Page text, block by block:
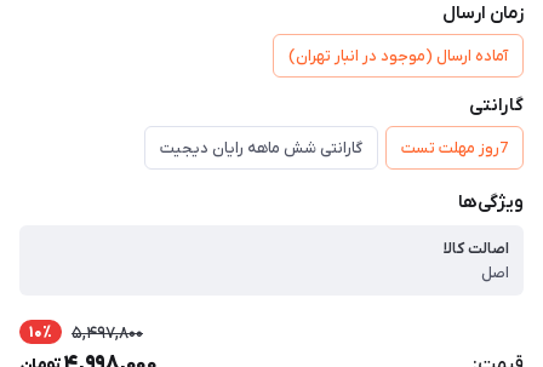
زمان ارسال
آماده ارسال (موجود در انبار تهران)
گارانتی
7روز مهلت تست گارانتی شش ماهه رایان دیجیت
ویژگی‌ها
اصالت کالا
اصل
5,497,800 10٪